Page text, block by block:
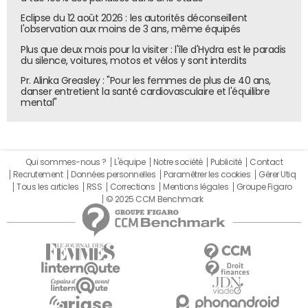
Distrib
Nom
l'offre
Lance
Abonnés Coût Avantage(s)
Carref
our
Carrefo
ur +
sept-
2021
N/C
5,99 € /
mois ou
7,99 € /
Uniquement autour
de Rouen. Avec la
première formule :
des produits frais
traditionnels du
marché.
juin-
300k
utilisateur
(3 million
mois ou
90 € / an
prochaine
donne lieu à -10% sur
directement sur le
ticket au moment du
passage en caisse.
Eclipse du 12 août 2026 : les autorités déconseillent
l'observation aux moins de 3 ans, même équipés
Plus que deux mois pour la visiter : l'île d'Hydra est le paradis
du silence, voitures, motos et vélos y sont interdits
Pr. Alinka Greasley : "Pour les femmes de plus de 40 ans,
danser entretient la santé cardiovasculaire et l'équilibre
mental"
Qui sommes-nous ? L'équipe Notre société Publicité
Contact
Recrutement
Données personnelles Paramétrer les cookies
Gérer Utiq
Tous les articles
RSS Corrections Mentions légales
Groupe Figaro
© 2025 CCM Benchmark